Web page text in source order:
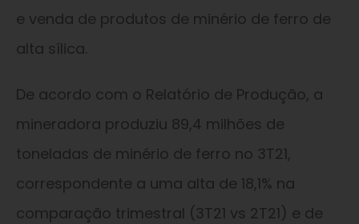
e venda de produtos de minério de ferro de
alta sílica.
De acordo com o Relatório de Produção, a
mineradora produziu 89,4 milhões de
toneladas de minério de ferro no 3T21,
correspondente a uma alta de 18,1% na
comparação trimestral (3T21 vs 2T21) e de